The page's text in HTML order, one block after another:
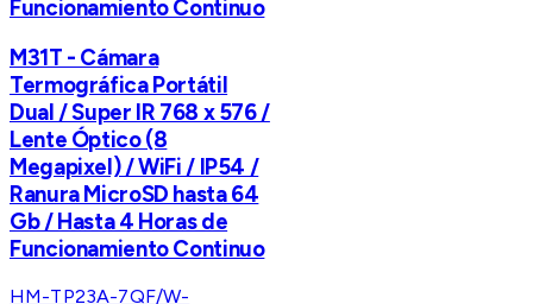
Funcionamiento Continuo
M31T - Cámara
Termográfica Portátil
Dual / Super IR 768 x 576 /
Lente Óptico (8
Megapixel) / WiFi / IP54 /
Ranura MicroSD hasta 64
Gb / Hasta 4 Horas de
Funcionamiento Continuo
HM-TP23A-7QF/W-